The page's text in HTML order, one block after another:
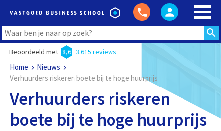
Beoordeeld met 8,6 3.615 reviews
Home
Nieuws
Verhuurders riskeren boete bij te hoge huurprijs
Verhuurders riskeren
boete bij te hoge huurprijs